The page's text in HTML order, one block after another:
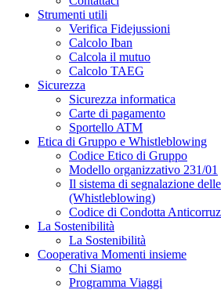
Strumenti utili
Verifica Fidejussioni
Calcolo Iban
Calcola il mutuo
Calcolo TAEG
Sicurezza
Sicurezza informatica
Carte di pagamento
Sportello ATM
Etica di Gruppo e Whistleblowing
Codice Etico di Gruppo
Modello organizzativo 231/01
Il sistema di segnalazione
(Whistleblowing)
Codice di Condotta
La Sostenibilità
La Sostenibilità
Cooperativa Momenti insieme
Chi Siamo
Programma Viaggi